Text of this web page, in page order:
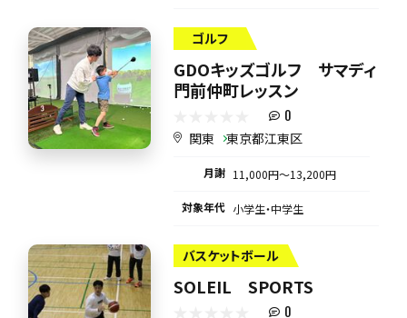
ゴルフ
GDOキッズゴルフ サマディ
門前仲町レッスン
0
関東 東京都江東区
月謝 11,000円〜13,200円
対象年代 小学生・中学生
バスケットボール
SOLEIL SPORTS
0